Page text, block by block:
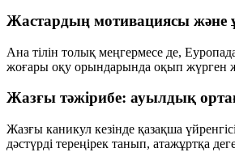
Жастардың мотивациясы
Ана тілін толық меңгермесе де,
жоғары оқу орындарында оқып жүрген
Жазғы тәжірибе: ауылдық
Жазғы каникул кезінде қазақша
дәстүрді тереңірек танып, атажұртқа